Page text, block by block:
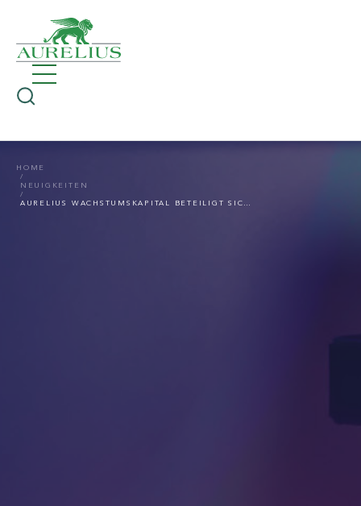
HOME
NEUIGKEITEN
AURELIUS WACHSTUMSKAPITAL BETEILIGT SICH AN DER MLS LANNY GMBH